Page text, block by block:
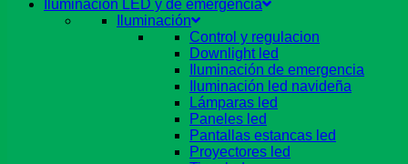
Iluminación LED y de emergencia
Iluminación
Control y regulacion
Downlight led
Iluminación de emergencia
Iluminación led navideña
Lámparas led
Paneles led
Pantallas estancas led
Proyectores led